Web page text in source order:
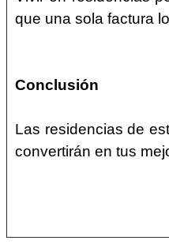
que una sola factura
Conclusión
Las residencias de
convertirán en tus